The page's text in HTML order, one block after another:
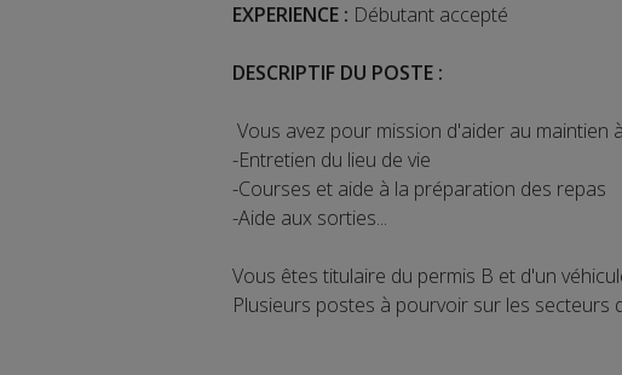
EXPERIENCE : Débutant accepté
DESCRIPTIF DU POSTE :
Vous avez pour mission d'aider au maintien
-Entretien du lieu de vie
-Courses et aide à la préparation des repas
-Aide aux sorties...
Vous êtes titulaire du permis B et d'un
Plusieurs postes à pourvoir sur les secteurs